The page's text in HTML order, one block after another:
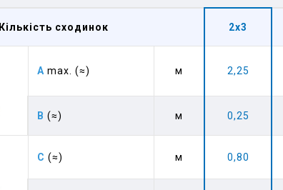
Кількість сходинок 2x3
A max. (≈) м 2,25
B (≈) м 0,25
C (≈) м 0,80